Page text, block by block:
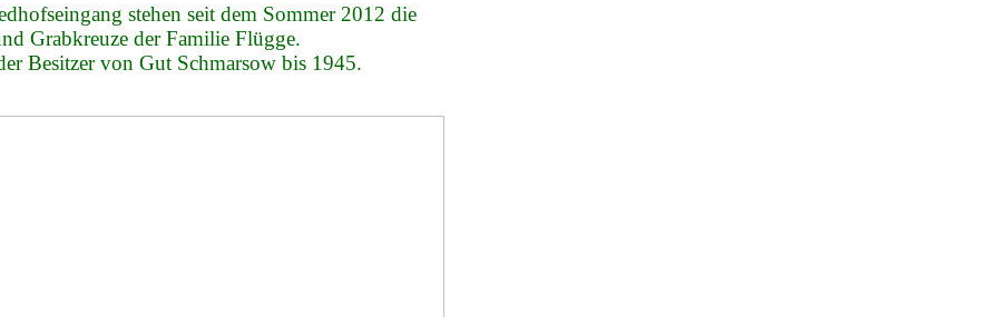
stehen seit dem Sommer 2012 die
Grabkreuze der Familie Flügge.
Besitzer von Gut Schmarsow bis 1945.